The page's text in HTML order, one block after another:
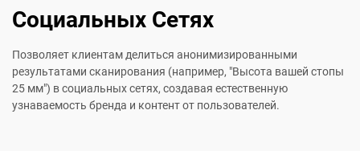
Социальных Сетях
Позволяет клиентам делиться анонимизированными
результатами сканирования (например, "Высота вашей стопы
25 мм") в социальных сетях, создавая естественную
узнаваемость бренда и контент от пользователей.